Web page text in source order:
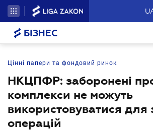
БІЗНЕС
Цінні папери та фондовий ринок
НКЦПФР: заборонені
комплекси не можуть
використовуватися для
операцій